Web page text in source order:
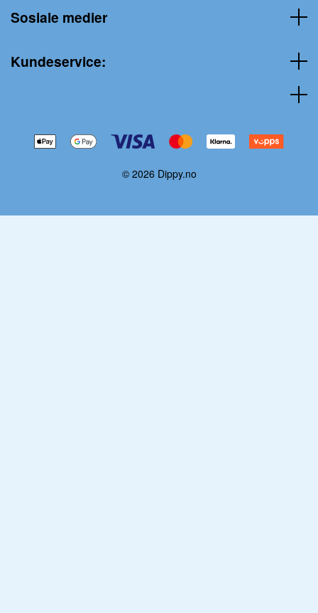
Sosiale medier
Kundeservice:
© 2026 Dippy.no